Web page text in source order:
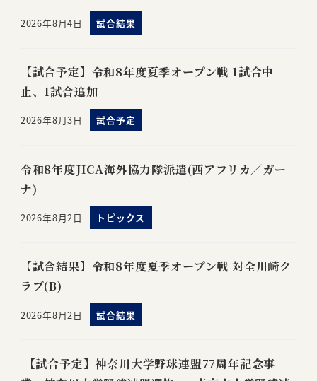
2026年8月4日 試合結果
【試合予定】令和8年度夏季オープン戦 1試合中
止、1試合追加
2026年8月3日 試合予定
令和8年度JICA海外協力隊派遣(西アフリカ／ガー
ナ)
2026年8月2日 トピックス
【試合結果】令和8年度夏季オープン戦 対全川崎ク
ラブ(B)
2026年8月2日 試合結果
【試合予定】神奈川大学野球連盟77周年記念事